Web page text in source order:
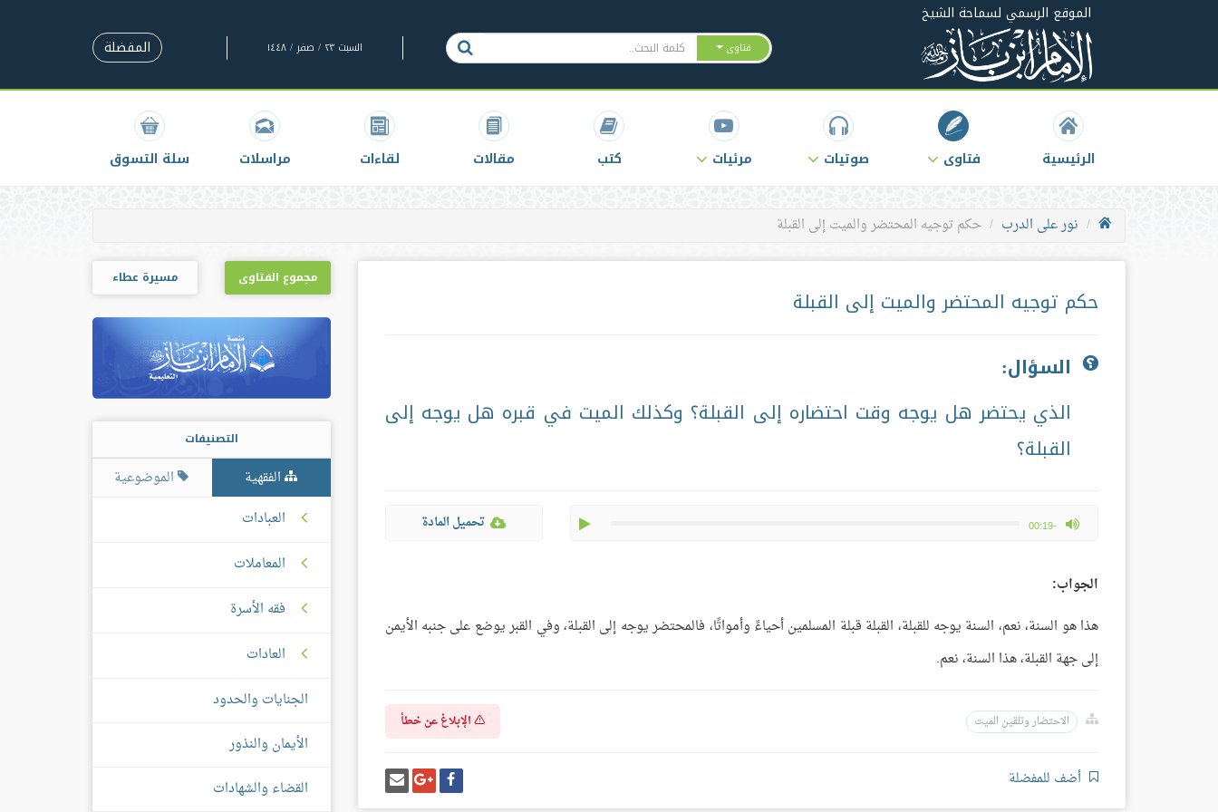
الموقع الرسمي لسماحة الشيخ
فتاوى السبت ٢٣ / صفر / ١٤٤٨ المفضلة
الرئيسية فتاوى صوتيات مرئيات كتب مقالات لقاءات مراسلات سلة التسوق
نور على الدرب حكم توجيه المحتضر والميت إلى القبلة
حكم توجيه المحتضر والميت إلى القبلة
السؤال:
الذي يحتضر هل يوجه وقت احتضاره إلى القبلة؟ وكذلك الميت في قبره هل يوجه إلى
القبلة؟
-00:19
max volume تحميل المادة
الجواب:
هذا هو السنة، نعم، السنة يوجه للقبلة، القبلة قبلة المسلمين أحياءً وأمواتًا، فالمحتضر يوجه إلى القبلة، وفي القبر يوضع على جنبه الأيمن
إلى جهة القبلة، هذا السنة، نعم.
الاحتضار وتلقين الميت الإبلاغ عن خطأ
أضف للمفضلة شارك
على
فيسبوك
شارك
على
غوغل
إرسل
إيميل
مجموع الفتاوى مسيرة عطاء
التصنيفات
الفقهية
الموضوعية
العبادات
المعاملات
فقه الأسرة
العادات
الجنايات والحدود
الأيمان والنذور
القضاء والشهادات